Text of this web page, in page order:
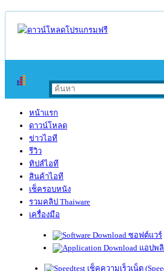
หน้าแรก
ดาวน์โหลด
ข่าวไอที
รีวิว
ทิปส์ไอที
สินค้าไอที
เช็ครอบหนัง
รวมคลิป Thaiware
เครื่องมือ
ซอฟต์แวร์
แอปพ
เช็คความเร็วเน็ต